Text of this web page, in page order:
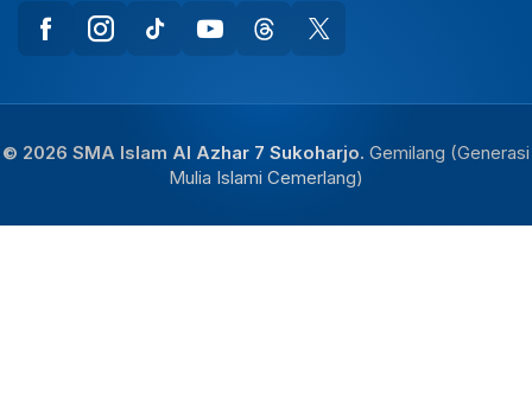
© 2026 SMA Islam Al Azhar 7 Sukoharjo. Gemilang (Generasi
Mulia Islami Cemerlang)